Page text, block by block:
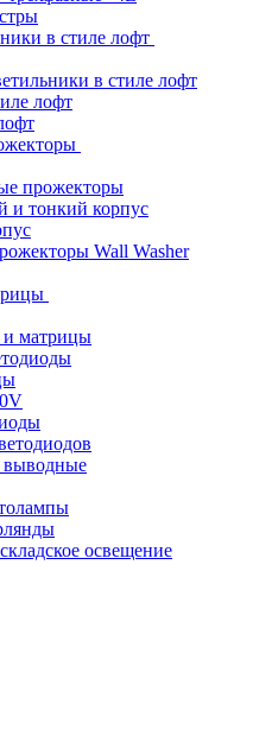
в стиле лофт
в стиле лофт
лофт
прожекторы
и тонкий корпус
Wall Washer
матрицы
выводные
освещение